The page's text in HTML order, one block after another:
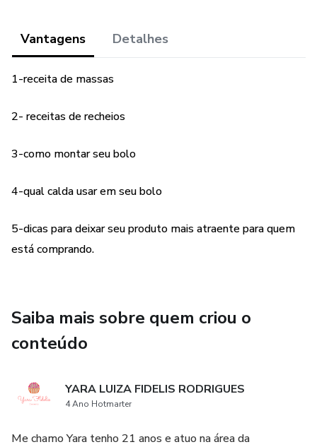
Vantagens Detalhes
1-receita de massas
2- receitas de recheios
3-como montar seu bolo
4-qual calda usar em seu bolo
5-dicas para deixar seu produto mais atraente para quem
está comprando.
Saiba mais sobre quem criou o
conteúdo
YARA LUIZA FIDELIS RODRIGUES
4 Ano Hotmarter
Me chamo Yara tenho 21 anos e atuo na área da